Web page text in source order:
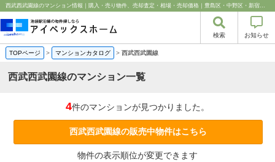
西武西武園線のマンション情報｜購入・売り物件、売却査定・相場・売却価格｜豊島区・中野区・新宿区の中古マンション・リノベーション情報なら池袋のアイベックスホーム！
検索 お知らせ
TOPページ > マンションカタログ > 西武西武園線
西武西武園線のマンション一覧
4件のマンションが見つかりました。
西武西武園線の販売中物件はこちら
物件の表示順位が変更できます